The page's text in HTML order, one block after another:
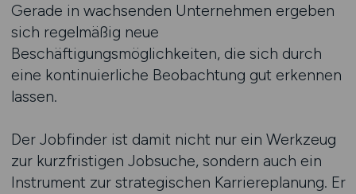
Gerade in wachsenden Unternehmen ergeben
sich regelmäßig neue
Beschäftigungsmöglichkeiten, die sich durch
eine kontinuierliche Beobachtung gut erkennen
lassen.
Der Jobfinder ist damit nicht nur ein Werkzeug
zur kurzfristigen Jobsuche, sondern auch ein
Instrument zur strategischen Karriereplanung. Er